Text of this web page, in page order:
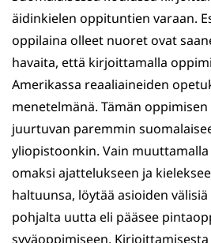
äidinkielen oppituntien varaan.
oppilaina olleet nuoret ovat
havaita, että kirjoittamalla
Amerikassa reaaliaineiden
menetelmänä. Tämän
juurtuvan paremmin
yliopistoonkin. Vain
omaksi ajattelukseen ja
haltuunsa, löytää asioiden
pohjalta uutta eli pääsee
syväoppimiseen.